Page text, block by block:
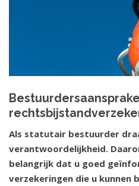
Als statutair bestuurder
verantwoordelijkheid.
belangrijk dat u goed
verzekeringen die u kunnen